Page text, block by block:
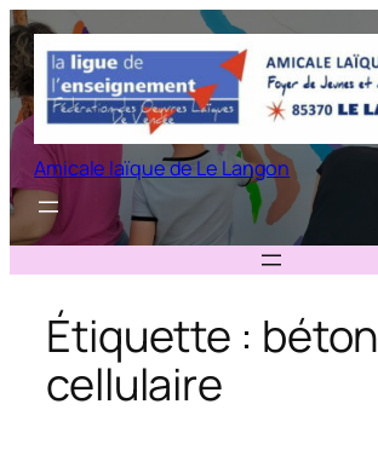
Aller
au
contenu
Amicale laïque de Le Langon
Étiquette : béton
cellulaire